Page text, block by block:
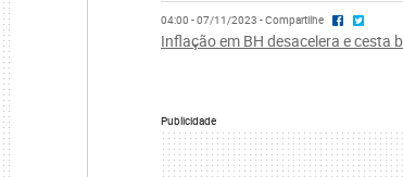
04:00 - 07/11/2023 - Compartilhe
Inflação em BH desacelera e cesta
Publicidade